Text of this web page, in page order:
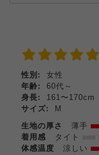
性別:
女性
年齢:
60代～
身長:
161〜170cm
サイズ:
M
生地の厚さ
薄手
着用感
タイト
体感温度
涼しい